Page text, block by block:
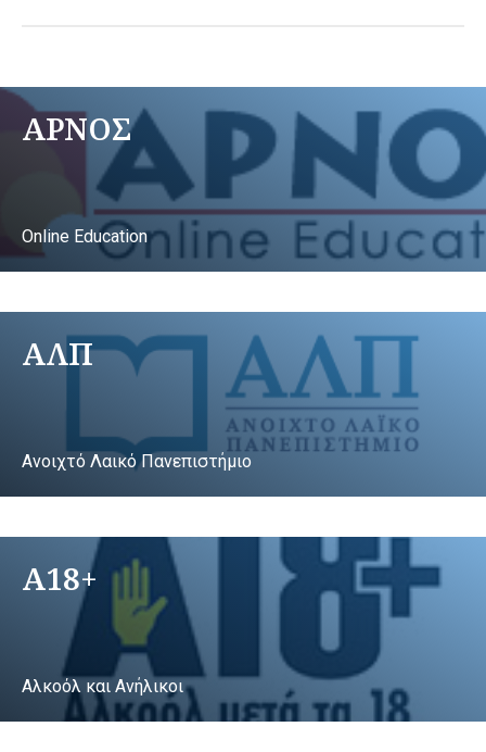
ΑΡΝΟΣ
Online Education
ΑΛΠ
Ανοιχτό Λαικό Πανεπιστήμιο
A18+
Αλκοόλ και Ανήλικοι